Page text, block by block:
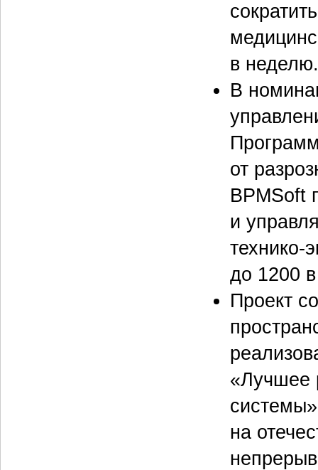
в неделю.
В
от
BPMSoft
и
технико-
до 1200
Проект
«Лучшее
на